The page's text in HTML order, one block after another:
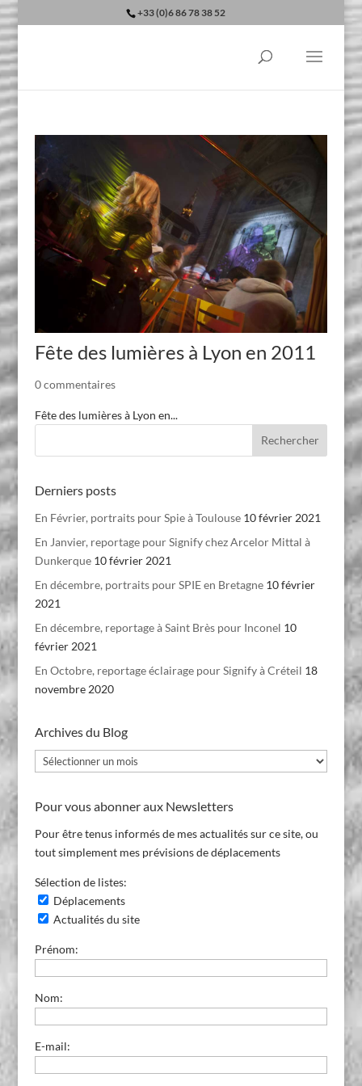
+33 (0)6 86 78 38 52
Fête des lumières à Lyon en 2011
0 commentaires
Fête des lumières à Lyon en...
Derniers posts
En Février, portraits pour Spie à Toulouse 10 février 2021
En Janvier, reportage pour Signify chez Arcelor Mittal à
Dunkerque 10 février 2021
En décembre, portraits pour SPIE en Bretagne 10 février
2021
En décembre, reportage à Saint Brès pour Inconel 10
février 2021
En Octobre, reportage éclairage pour Signify à Créteil 18
novembre 2020
Archives du Blog
Archives
du
Pour vous abonner aux Newsletters
Pour être tenus informés de mes actualités sur ce site, ou
tout simplement mes prévisions de déplacements
Sélection de listes:
Déplacements
Actualités du site
Prénom:
Nom:
E-mail: